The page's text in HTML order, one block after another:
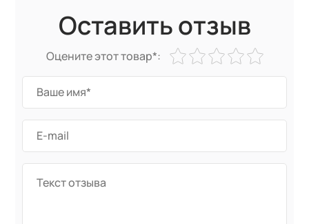
Оставить отзыв
Оцените этот товар*: